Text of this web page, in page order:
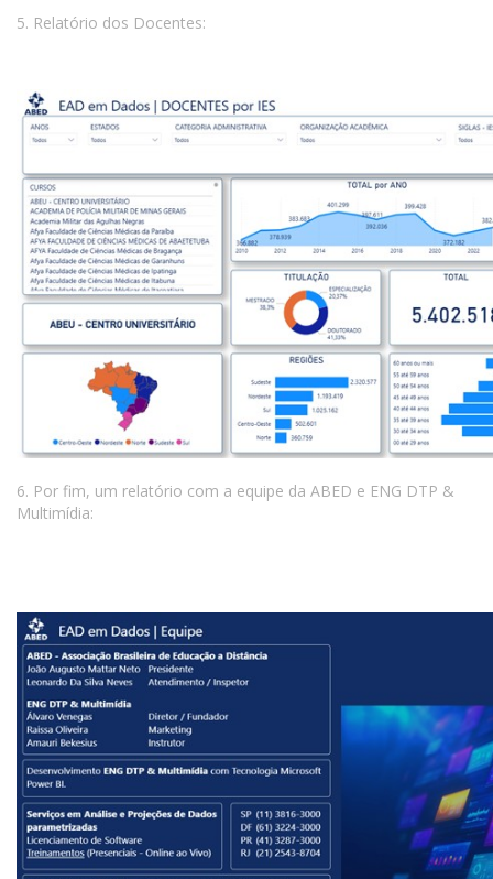
5. Relatório dos Docentes:
6. Por fim, um relatório com a equipe da ABED e ENG DTP &
Multimídia: